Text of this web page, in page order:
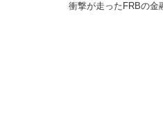
衝撃が走ったFRBの金